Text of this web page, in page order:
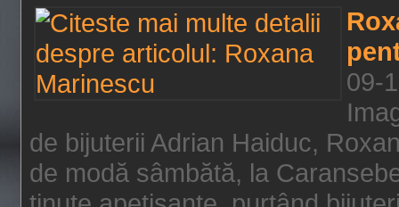
09-
de bijuterii Adrian Haiduc,
de modă sâmbătă, la